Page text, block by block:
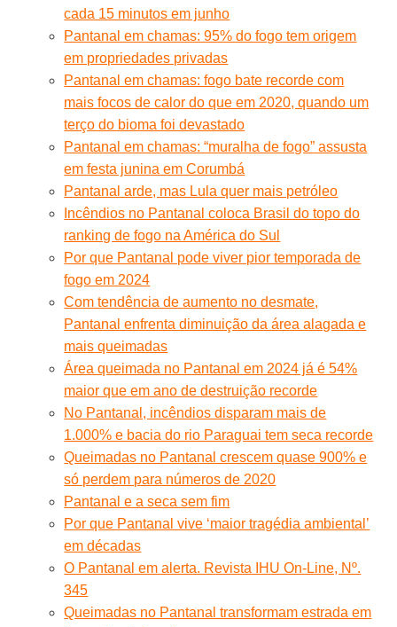
cada 15 minutos em junho
Pantanal em chamas: 95% do fogo tem origem
em propriedades privadas
Pantanal em chamas: fogo bate recorde com
mais focos de calor do que em 2020, quando um
terço do bioma foi devastado
Pantanal em chamas: “muralha de fogo” assusta
em festa junina em Corumbá
Pantanal arde, mas Lula quer mais petróleo
Incêndios no Pantanal coloca Brasil do topo do
ranking de fogo na América do Sul
Por que Pantanal pode viver pior temporada de
fogo em 2024
Com tendência de aumento no desmate,
Pantanal enfrenta diminuição da área alagada e
mais queimadas
Área queimada no Pantanal em 2024 já é 54%
maior que em ano de destruição recorde
No Pantanal, incêndios disparam mais de
1.000% e bacia do rio Paraguai tem seca recorde
Queimadas no Pantanal crescem quase 900% e
só perdem para números de 2020
Pantanal e a seca sem fim
Por que Pantanal vive ‘maior tragédia ambiental’
em décadas
O Pantanal em alerta. Revista IHU On-Line, Nº.
345
Queimadas no Pantanal transformam estrada em